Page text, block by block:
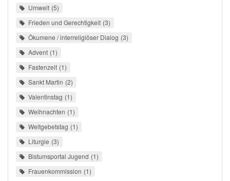
Umwelt 5
Frieden und Gerechtigkeit 3
Ökumene / interreligiöser Dialog 3
Advent 1
Fastenzeit 1
Sankt Martin 2
Valentinstag 1
Weihnachten 1
Weltgebetstag 1
Liturgie 3
Bistumsportal Jugend 1
Frauenkommission 1